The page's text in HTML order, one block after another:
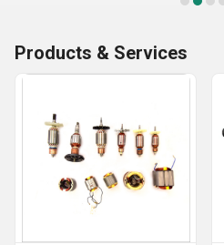
Products & Services